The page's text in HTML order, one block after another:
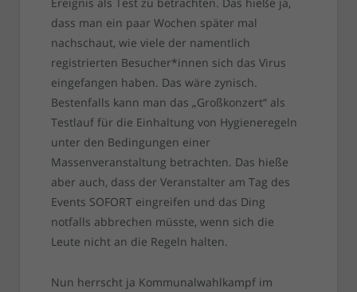
dass man ein paar Wochen später mal
nachschaut, wie viele der namentlich
registrierten Besucher*innen sich das Virus
eingefangen haben. Das wäre zynisch.
Bestenfalls kann man das „Großkonzert“ als
Testlauf für die Einhaltung von Hygieneregeln
unter den Bedingungen einer
Massenveranstaltung betrachten. Das hieße
aber auch, dass der Veranstalter am Tag des
Events SOFORT eingreifen und das Ding
notfalls abbrechen müsste, wenn sich die
Leute nicht an die Regeln halten.
Nun herrscht ja Kommunalwahlkampf im